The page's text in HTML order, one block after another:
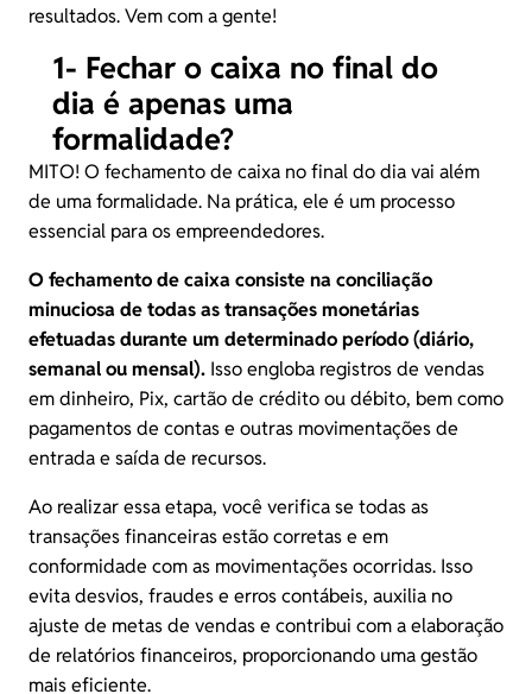
resultados. Vem com a gente!
1- Fechar o caixa no final do
dia é apenas uma
formalidade?
MITO! O fechamento de caixa no final do dia vai além
de uma formalidade. Na prática, ele é um processo
essencial para os empreendedores.
O fechamento de caixa consiste na conciliação
minuciosa de todas as transações monetárias
efetuadas durante um determinado período (diário,
semanal ou mensal). Isso engloba registros de vendas
em dinheiro, Pix, cartão de crédito ou débito, bem como
pagamentos de contas e outras movimentações de
entrada e saída de recursos.
Ao realizar essa etapa, você verifica se todas as
transações financeiras estão corretas e em
conformidade com as movimentações ocorridas. Isso
evita desvios, fraudes e erros contábeis, auxilia no
ajuste de metas de vendas e contribui com a elaboração
de relatórios financeiros, proporcionando uma gestão
mais eficiente.